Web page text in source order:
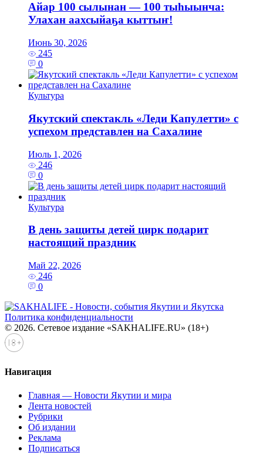
Айар 100 сылынан — 100 тыһыынча:
Улахан аахсыйаҕа кыттыҥ!
Июнь 30, 2026
245
0
Культура
Якутский спектакль «Леди Капулетти» с
успехом представлен на Сахалине
Июль 1, 2026
246
0
Культура
В день защиты детей цирк подарит
настоящий праздник
Май 22, 2026
246
0
Политика конфиденциальности
© 2026. Сетевое издание «SAKHALIFE.RU» (18+)
Навигация
Главная — Новости Якутии и мира
Лента новостей
Рубрики
Об издании
Реклама
Подписаться